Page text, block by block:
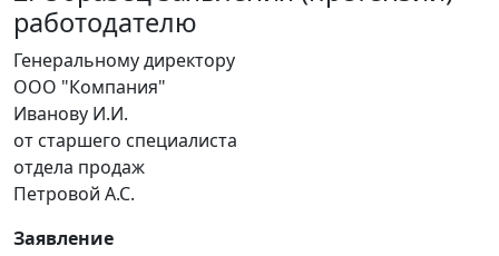
работодателю
Генеральному директору
ООО "Компания"
Иванову И.И.
от старшего специалиста
отдела продаж
Петровой А.С.
Заявление